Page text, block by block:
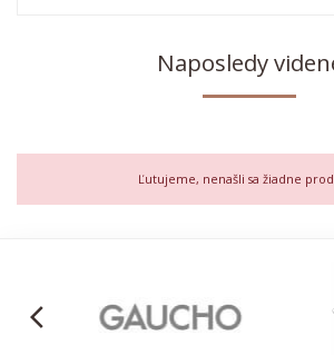
Naposledy
Ľutujeme, nenašli sa žiadne
arrow_back_ios